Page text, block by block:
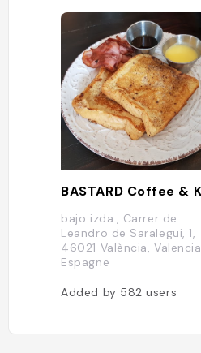
bajo izda., Carrer de
Leandro de Saralegui, 1,
46021 València, Valencia,
Espagne
Added by 582users